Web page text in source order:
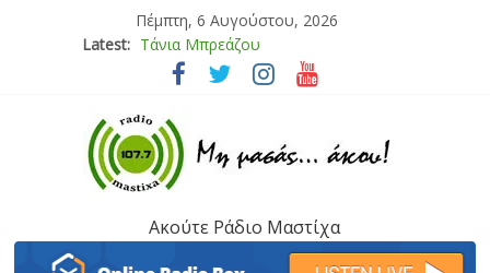
Πέμπτη, 6 Αυγούστου, 2026
Latest: Τάνια Μπρεάζου
Bliss
Μάνος Τρυπιάς & Γιώργος Στρατάκης
Ιορδάνης Αγαπητός
Μαριάννα Μασάδη
Ακούτε Ράδιο Μαστίχα